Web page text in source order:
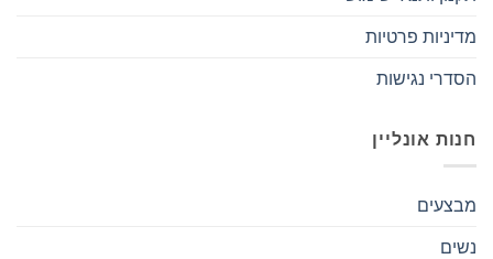
מדיניות פרטיות
הסדרי נגישות
חנות אונליין
מבצעים
נשים